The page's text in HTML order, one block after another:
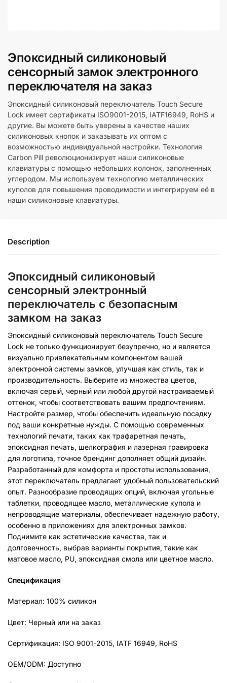
Эпоксидный силиконовый
сенсорный замок электронного
переключателя на заказ
Эпоксидный силиконовый переключатель Touch Secure
Lock имеет сертификаты ISO9001-2015, IATF16949, RoHS и
другие. Вы можете быть уверены в качестве наших
силиконовых кнопок и заказывать их оптом с
возможностью индивидуальной настройки. Технология
Carbon Pill революционизирует наши силиконовые
клавиатуры с помощью небольших колонок, заполненных
углеродом. Мы используем технологию металлических
куполов для повышения проводимости и интегрируем её в
наши силиконовые клавиатуры.
Description
Эпоксидный силиконовый
сенсорный электронный
переключатель с безопасным
замком на заказ
Эпоксидный силиконовый переключатель Touch Secure
Lock не только функционирует безупречно, но и является
визуально привлекательным компонентом вашей
электронной системы замков, улучшая как стиль, так и
производительность. Выберите из множества цветов,
включая серый, черный или любой другой настраиваемый
оттенок, чтобы соответствовать вашим предпочтениям.
Настройте размер, чтобы обеспечить идеальную посадку
под ваши конкретные нужды. С помощью современных
технологий печати, таких как трафаретная печать,
эпоксидная печать, шелкография и лазерная гравировка
для логотипа, точное брендинг дополняет общий дизайн.
Разработанный для комфорта и простоты использования,
этот переключатель предлагает удобный пользовательский
опыт. Разнообразие проводящих опций, включая угольные
таблетки, проводящее масло, металлические купола и
непроводящие материалы, обеспечивает надежную работу,
особенно в приложениях для электронных замков.
Поднимите как эстетические качества, так и
долговечность, выбрав варианты покрытия, такие как
матовое масло, PU, эпоксидная смола или цветное масло.
Спецификация
Материал: 100% силикон
Цвет: Черный или на заказ
Сертификация: ISO 9001-2015, IATF 16949, RoHS
OEM/ODM: Доступно